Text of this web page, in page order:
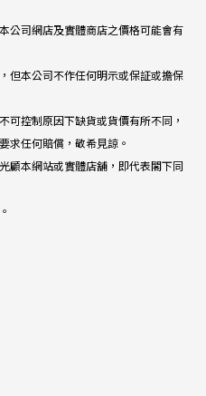
公司網店及實體商店之價格可能會有
但本公司不作任何明示或保証或擔保
可控制原因下缺貨或貨價有所不同，
求任何賠償，敬希見諒。
顧本網站或實體店舖，即代表閣下同